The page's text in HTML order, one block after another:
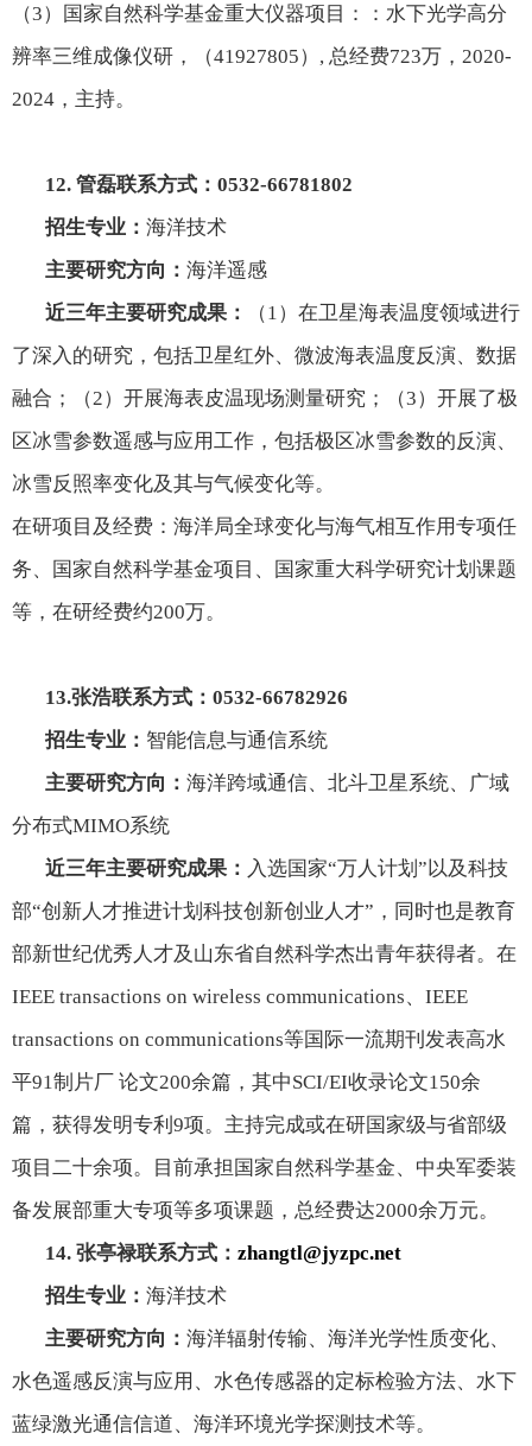
（3）国家自然科学基金重大仪器项目：
：水下光学高分
辨率三维成像仪研 ，（41927805） , 总经费723万， 2020-
2024 ，主持。
12. 管磊联系方式： 0532-66781802
招生专业： 海洋技术
主要研究方向： 海洋遥感
近三年主要研究成果：
（1 ）在卫星海表温度领域进行
了深入的研究，包括卫星红外、微波海表温度反演、数据
融合；（2）开展海表皮温现场测量研究；（3）开展了极
区冰雪参数遥感与应用工作，包括极区冰雪参数的反演、
冰雪反照率变化及其与气候变化等。
在研项目及经费：海洋局全球变化与海气相互作用专项任
务、国家自然科学基金项目、国家重大科学研究计划课题
等，在研经费约200万。
13.张浩联系方式： 0532-66782926
招生专业： 智能信息与通信系统
主要研究方向： 海洋跨域通信、北斗卫星系统、广域
分布式MIMO系统
近三年主要研究成果： 入选国家“万人计划”以及科技
部“创新人才推进计划科技创新创业人才”，同时也是教育
部新世纪优秀人才及山东省自然科学杰出青年获得者。在
IEEE transactions on wireless communications、 IEEE
transactions on communications等国际一流期刊发表高水
平91制片厂 论文200余篇，其中SCI/EI收录论文150余
篇，获得发明专利 9项。主持完成或在研国家级与省部级
项目二十余项。目前承担国家自然科学基金、中央军委装
备发展部重大专项等多项课题，总经费达2000余万元。
14. 张亭禄联系方式： zhangtl@jyzpc.net
招生专业： 海洋技术
主要研究方向： 海洋辐射传输、海洋光学性质变化、
水色遥感反演与应用、水色传感器的定标检验方法、水下
蓝绿激光通信信道、海洋环境光学探测技术等。